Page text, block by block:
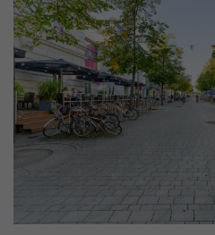
Anbieter TYPO3
Laufzeit 1 Jahr
Zweck
Enthält die
Einstellungen.
Zweck
Besucher-,
zu berechnen
für den
verfolgen. Die
Informationen
randoly
eindeutige
_gid
Anbieter Google Analytics